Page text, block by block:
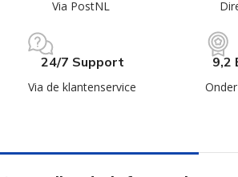
Via PostNL
24/7 Support
Via de klantenservice
9,2